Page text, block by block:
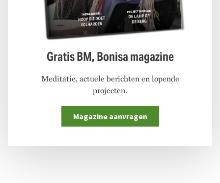
Gratis BM, Bonisa magazine
Meditatie, actuele berichten en lopende
projecten.
Magazine aanvragen